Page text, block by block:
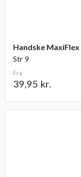
Str 9
Fra
39,95 kr.